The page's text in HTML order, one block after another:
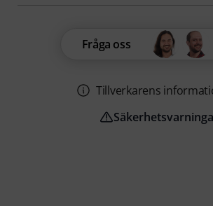
Fråga oss
Tillverkarens